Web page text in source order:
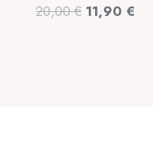
20,00€ Original
11,90 €